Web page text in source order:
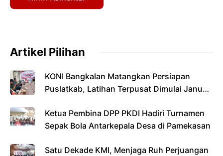
Artikel Pilihan
KONI Bangkalan Matangkan Persiapan
Puslatkab, Latihan Terpusat Dimulai Januari
Ketua Pembina DPP PKDI Hadiri Turnamen
Sepak Bola Antarkepala Desa di Pamekasan
Satu Dekade KMI, Menjaga Ruh Perjuangan